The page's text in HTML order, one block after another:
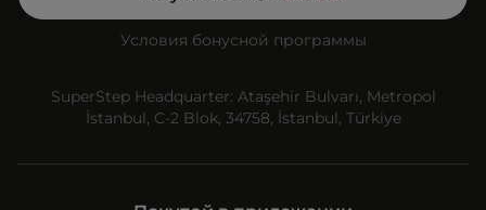
Условия бонусной программы
SuperStep Headquarter: Ataşehir Bulvarı, Metropol
İstanbul, C-2 Blok, 34758, İstanbul, Türkiye